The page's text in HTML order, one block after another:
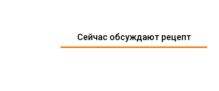
Сейчас обсуждают рецепт